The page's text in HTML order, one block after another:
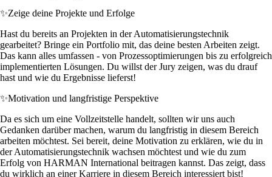
✨Zeige deine Projekte und Erfolge
Hast du bereits an Projekten in der Automatisierungstechnik
gearbeitet? Bringe ein Portfolio mit, das deine besten Arbeiten zeigt.
Das kann alles umfassen - von Prozessoptimierungen bis zu erfolgreich
implementierten Lösungen. Du willst der Jury zeigen, was du drauf
hast und wie du Ergebnisse lieferst!
✨Motivation und langfristige Perspektive
Da es sich um eine Vollzeitstelle handelt, sollten wir uns auch
Gedanken darüber machen, warum du langfristig in diesem Bereich
arbeiten möchtest. Sei bereit, deine Motivation zu erklären, wie du in
der Automatisierungstechnik wachsen möchtest und wie du zum
Erfolg von HARMAN International beitragen kannst. Das zeigt, dass
du wirklich an einer Karriere in diesem Bereich interessiert bist!